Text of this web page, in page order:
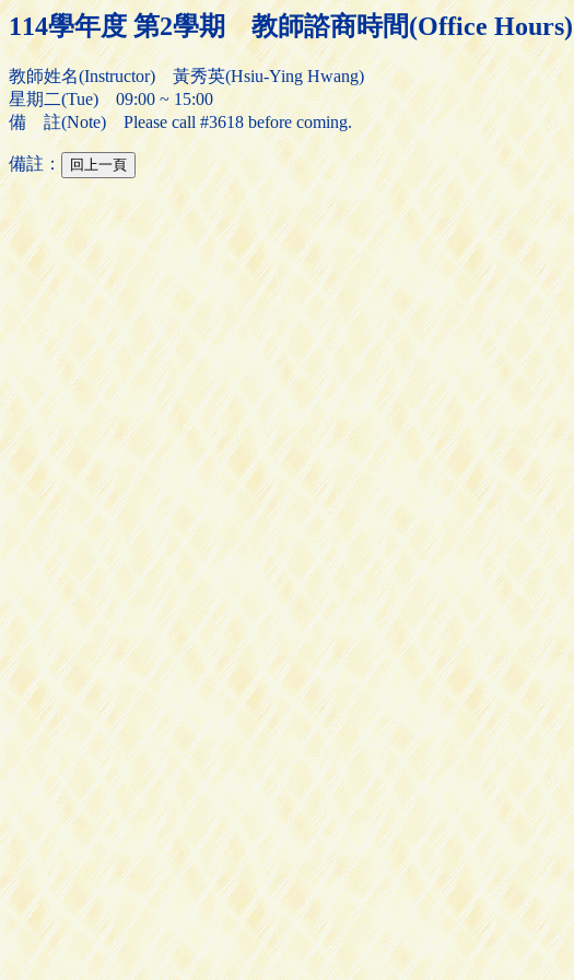
114學年度 第2學期 教師諮商時間(Office Hours)
教師姓名(Instructor) 黃秀英(Hsiu-Ying Hwang)
星期二(Tue) 09:00 ~ 15:00
備 註(Note) Please call #3618 before coming.
備註：